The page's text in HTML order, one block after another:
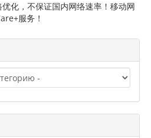
化，不保证国内网络速率！移动网
服务！